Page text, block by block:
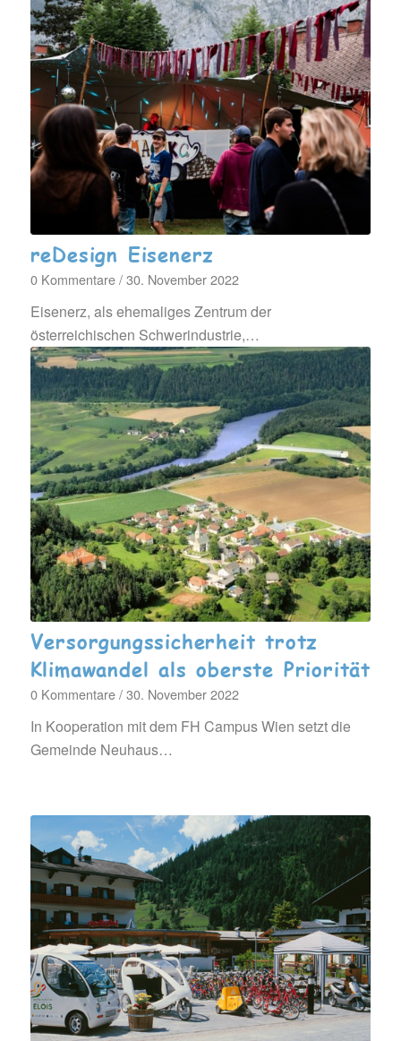
reDesign Eisenerz
0 Kommentare / 30. November 2022
Eisenerz, als ehemaliges Zentrum der
österreichischen Schwerindustrie,…
Versorgungssicherheit trotz
Klimawandel als oberste Priorität
0 Kommentare / 30. November 2022
In Kooperation mit dem FH Campus Wien setzt die
Gemeinde Neuhaus…